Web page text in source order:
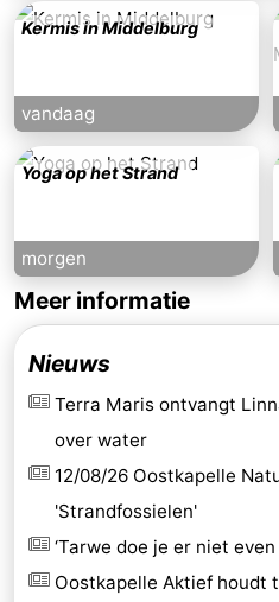
Kermis in Middelburg
vandaag
Yoga op het Strand
morgen
Meer informatie
Nieuws
Terra Maris ontvangt
over water
12/08/26 Oostkapelle
'Strandfossielen'
‘Tarwe doe je er niet even
Oostkapelle Aktief houdt